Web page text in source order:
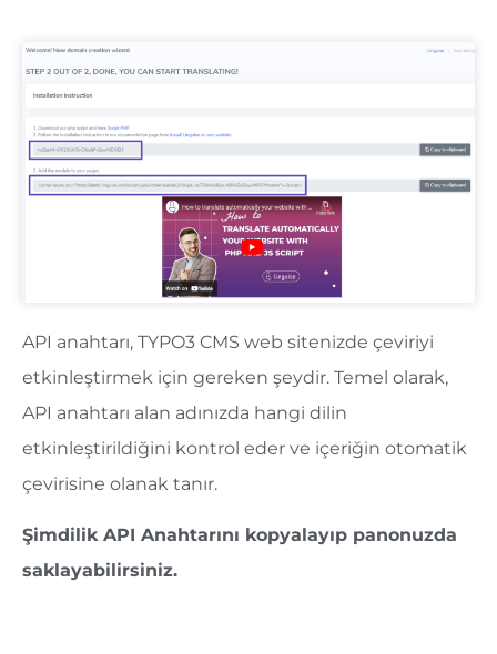
API anahtarı, TYPO3 CMS web sitenizde çeviriyi
etkinleştirmek için gereken şeydir. Temel olarak,
API anahtarı alan adınızda hangi dilin
etkinleştirildiğini kontrol eder ve içeriğin otomatik
çevirisine olanak tanır.
Şimdilik API Anahtarını kopyalayıp panonuzda
saklayabilirsiniz.